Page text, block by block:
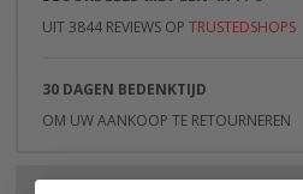
UIT 3844 REVIEWS OPTRUSTEDSHOPS
30 DAGEN BEDENKTIJD
OM UW AANKOOP TE RETOURNEREN